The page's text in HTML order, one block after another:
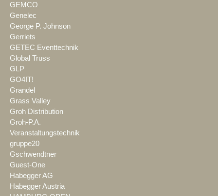
GEMCO
Genelec
George P. Johnson
Gerriets
GETEC Eventtechnik
Global Truss
GLP
GO4IT!
Grandel
Grass Valley
Groh Distribution
Groh-P.A.
Veranstaltungstechnik
gruppe20
Gschwendtner
Guest-One
Habegger AG
Habegger Austria